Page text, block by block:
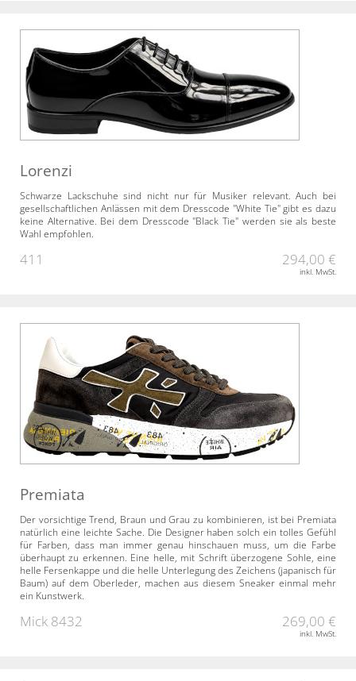
Lorenzi
Schwarze Lackschuhe sind nicht nur für Musiker relevant. Auch bei
gesellschaftlichen Anlässen mit dem Dresscode "White Tie" gibt es dazu
keine Alternative. Bei dem Dresscode "Black Tie" werden sie als beste
Wahl empfohlen.
411 294,00 €
inkl. MwSt.
Premiata
Der vorsichtige Trend, Braun und Grau zu kombinieren, ist bei Premiata
natürlich eine leichte Sache. Die Designer haben solch ein tolles Gefühl
für Farben, dass man immer genau hinschauen muss, um die Farbe
überhaupt zu erkennen. Eine helle, mit Schrift überzogene Sohle, eine
helle Fersenkappe und die helle Unterlegung des Zeichens (japanisch für
Baum) auf dem Oberleder, machen aus diesem Sneaker einmal mehr
ein Kunstwerk.
Mick 8432 269,00 €
inkl. MwSt.